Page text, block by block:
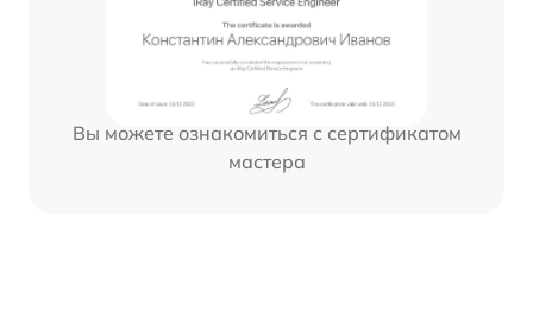
Вы можете ознакомиться с сертификатом
мастера